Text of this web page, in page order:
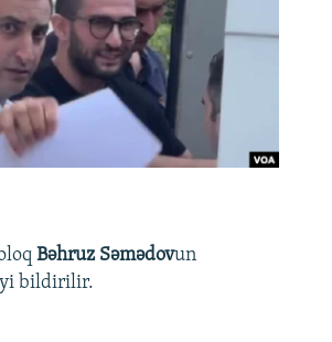
Bəhruz Səmədovun
bildirilir.